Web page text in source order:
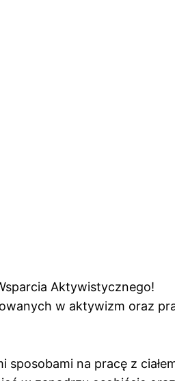
Aktywistycznego!
w aktywizm oraz
na pracę z